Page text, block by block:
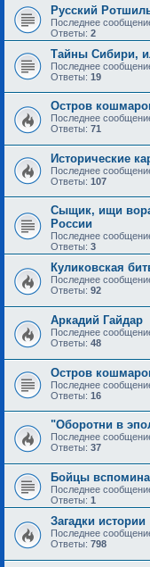
Русский
Последнее
Ответы: 2
Тайны Сибири,
Последнее
Ответы: 19
Остров
Последнее
Ответы: 71
Исторические
Последнее
Ответы: 107
Сыщик, ищи
России
Последнее
Ответы: 3
Куликовская
Последнее
Ответы: 92
Аркадий Гайдар
Последнее
Ответы: 48
Остров
Последнее
Ответы: 16
"Оборотни в
Последнее
Ответы: 37
Бойцы
Последнее
Ответы: 1
Загадки истории
Последнее
Ответы: 798